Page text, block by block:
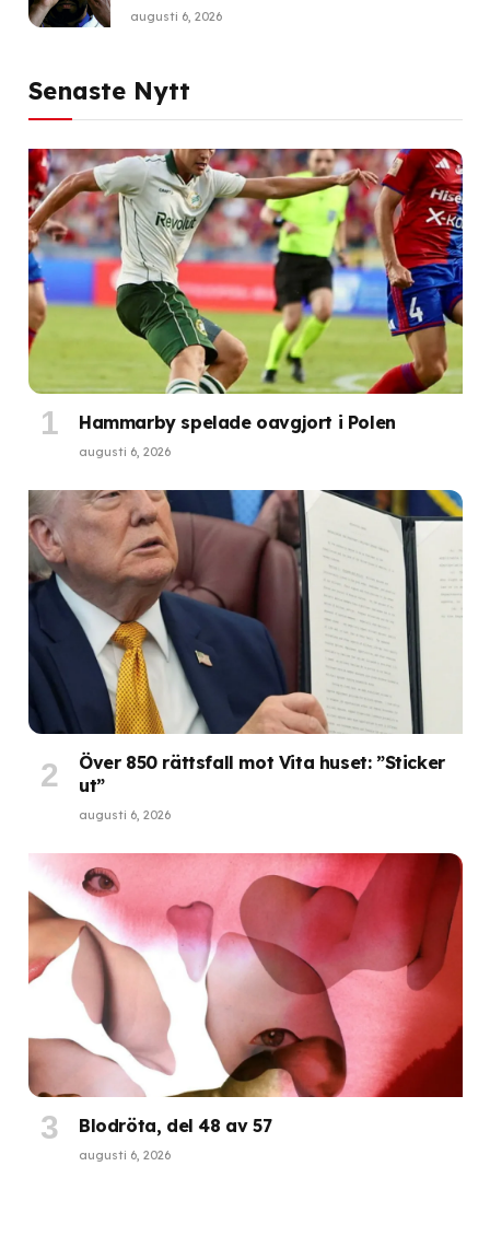
augusti 6, 2026
Senaste Nytt
Hammarby spelade oavgjort i Polen
augusti 6, 2026
Över 850 rättsfall mot Vita huset: ”Sticker
ut”
augusti 6, 2026
Blodröta, del 48 av 57
augusti 6, 2026